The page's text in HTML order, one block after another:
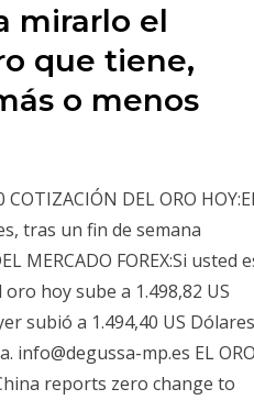
mirarlo el
que tiene,
o menos
DEL ORO HOY:El
tras un fin de semana
FOREX:Si usted
hoy sube a 1.498,82 US
subió a 1.494,40 US Dólares
mp.es EL ORO
reports zero change to